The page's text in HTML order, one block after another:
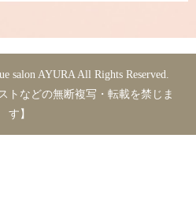
salon AYURA All Rights Reserved.
トなどの無断複写・転載を禁じま
す】